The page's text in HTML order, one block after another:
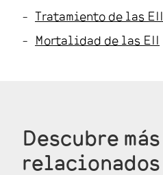
Tratamiento de las EII
Mortalidad de las EII
Descubre más
relacionados